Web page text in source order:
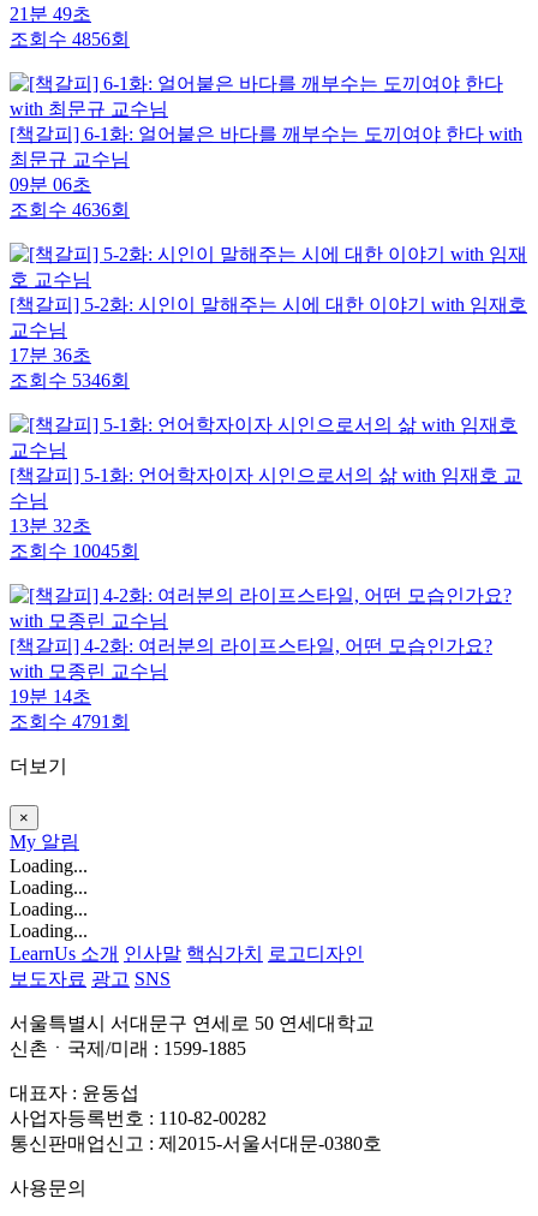
21분 49초
조회수 4856회
[책갈피] 6-1화: 얼어붙은 바다를 깨부수는 도끼여야 한다 with
최문규 교수님
09분 06초
조회수 4636회
[책갈피] 5-2화: 시인이 말해주는 시에 대한 이야기 with 임재호
교수님
17분 36초
조회수 5346회
[책갈피] 5-1화: 언어학자이자 시인으로서의 삶 with 임재호 교
수님
13분 32초
조회수 10045회
[책갈피] 4-2화: 여러분의 라이프스타일, 어떤 모습인가요?
with 모종린 교수님
19분 14초
조회수 4791회
더보기
×
My 알림
Loading...
Loading...
Loading...
Loading...
LearnUs 소개 인사말 핵심가치
로고디자인
보도자료 광고 SNS
서울특별시 서대문구 연세로 50 연세대학교
신촌ㆍ국제/미래 : 1599-1885
대표자 : 윤동섭
사업자등록번호 : 110-82-00282
통신판매업신고 : 제2015-서울서대문-0380호
사용문의